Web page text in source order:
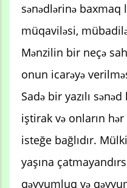
sənədlərinə baxmaq
müqaviləsi,
Mənzilin bir neçə
onun icarəyə
Sadə bir yazılı
iştirak və onların
isteğe bağlıdır.
yaşına
qəyyumluq və